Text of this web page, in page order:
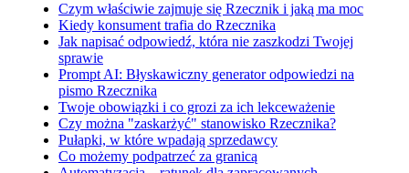
Czym właściwie zajmuje się Rzecznik i jaką ma moc
Kiedy konsument trafia do Rzecznika
Jak napisać odpowiedź, która nie zaszkodzi Twojej
sprawie
Prompt AI: Błyskawiczny generator odpowiedzi na
pismo Rzecznika
Twoje obowiązki i co grozi za ich lekceważenie
Czy można "zaskarżyć" stanowisko Rzecznika?
Pułapki, w które wpadają sprzedawcy
Co możemy podpatrzeć za granicą